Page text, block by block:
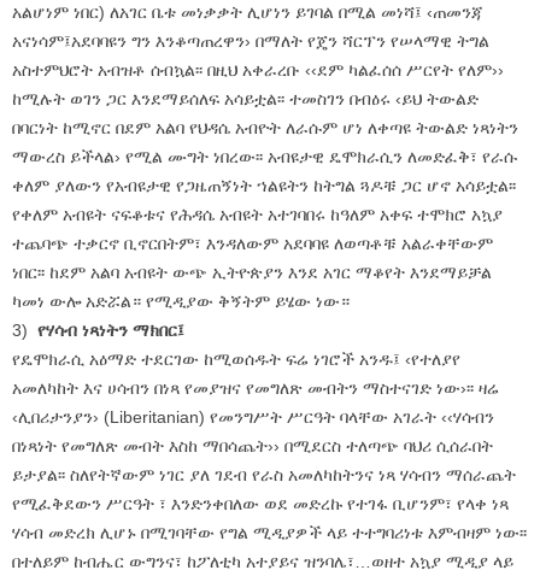
አልሆነም ነበር) ለአገር ቤቱ መነቃቃት ሊሆነን ይገባል በሚል መነሻ፤ ‹ጠመንጃ
አናነሳም፤አደባባዩን ግን እንቆጣጠረዋን› በማለት የጄን ሻርፕን የሠላማዊ ትግል
አስተምህሮት አብዝቶ ሰብኳል፡፡ በዚህ አቀራረቡ ‹‹ደም ካልፈሰሰ ሥርየት የለም››
ከሚሉት ወገን ጋር እንደማይሰለፍ አሳይቷል፡፡ ተመስገን በብዕሩ ‹ይህ ትውልድ
በባርነት ከሚኖር በደም አልባ የህዳሴ አብዮት ለራሱም ሆነ ለቀጣዩ ትውልድ ነጻነትን
ማውረስ ይችላል› የሚል ሙግት ነበረው፡፡ አብዩታዊ ዴሞክራሲን ለመድፈቅ፣ የራሱ
ቀለም ያለውን የአብዩታዊ የጋዜጠኝነት ኀልዩትን ከትግል ጓዶቹ ጋር ሆኖ አሳይቷል፡፡
የቀለም አብዩት ናፍቆቱና የሕዳሴ አብዩት አተገባበሩ ከዓለም አቀፍ ተሞክሮ አኳያ
ተጨባጭ ተቃርኖ ቢኖርበትም፣ እንዳለውም አደባባዩ ለወጣቶቹ አልራቀቸውም
ነበር፡፡ ከደም አልባ አብዩት ውጭ ኢትዮጵያን እንደ አገር ማቆየት እንደማይቻል
ካመነ ውሎ አድሯል። የሚዲያው ቅኝትም ይሄው ነው።
3) የሃሳብ ነጻነትን ማክበር፤
የዴሞክራሲ አዕማድ ተደርገው ከሚወሰዱት ፍሬ ነገሮች አንዱ፤ ‹የተለያየ
አመለካከት እና ሀሳብን በነጻ የመያዝና የመግለጽ መብትን ማስተናገድ ነው›፡፡ ዛሬ
‹ሊበሪታንያን› (Liberitanian) የመንግሥት ሥርዓት ባላቸው አገራት ‹‹ሃሳብን
በነጻነት የመግለጽ መብት እስከ ማበሳጨት›› በሚደርስ ተለጣጭ ባህሪ ሲሰራበት
ይታያል፡፡ ስለየትኛውም ነገር ያለ ገደብ የራስ አመለካከትንና ነጻ ሃሳብን ማሰራጨት
የሚፈቅደውን ሥርዓት ፣ እንድንቀበለው ወደ መድረኩ የተገፋ ቢሆንም፣ የላቀ ነጻ
ሃሳብ መድረክ ሊሆኑ በሚገባቸው የግል ሚዲያዎች ላይ ተተግባሪነቱ እምብዛም ነው፡፡
በተለይም ከብሔር ውግንና፣ ከፖለቲካ አተያይና ዝንባሌ፣…ወዘተ አኳያ ሚዲያ ላይ